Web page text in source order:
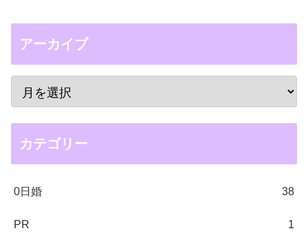
アーカイブ
カテゴリー
0日婚 38
PR 1